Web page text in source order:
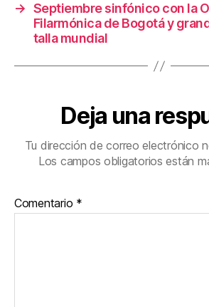
→ Septiembre sinfónico con la
Filarmónica de Bogotá y
talla mundial
Deja una
Tu dirección de correo electrónico
Los campos obligatorios están
Comentario *